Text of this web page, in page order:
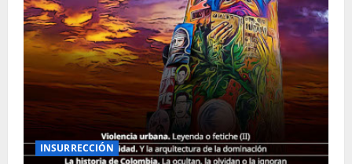
INSURRECCIÓN